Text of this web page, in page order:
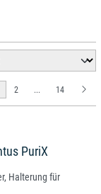
2 ... 14
PuriX
Halterung für